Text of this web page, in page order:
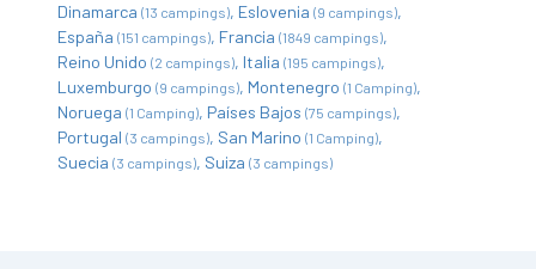
Dinamarca (13 campings) Eslovenia (9 campings)
España (151 campings) Francia (1849 campings)
Reino Unido (2 campings) Italia (195 campings)
Luxemburgo (9 campings) Montenegro (1 Camping)
Noruega (1 Camping) Países Bajos (75 campings)
Portugal (3 campings) San Marino (1 Camping)
Suecia (3 campings) Suiza (3 campings)